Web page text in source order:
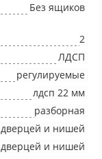
Без ящиков
2
ЛДСП
регулируемые
лдсп 22 мм
разборная
и нишей
и нишей